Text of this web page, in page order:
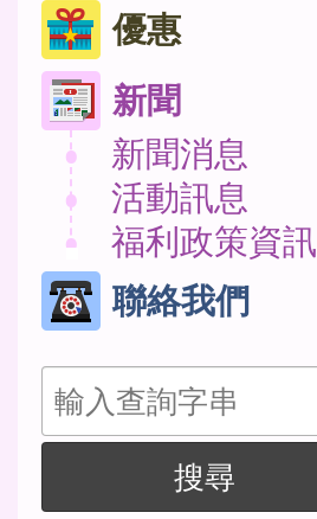
優惠
新聞
新聞消息
活動訊息
福利政策資訊
聯絡我們
搜
尋
搜尋